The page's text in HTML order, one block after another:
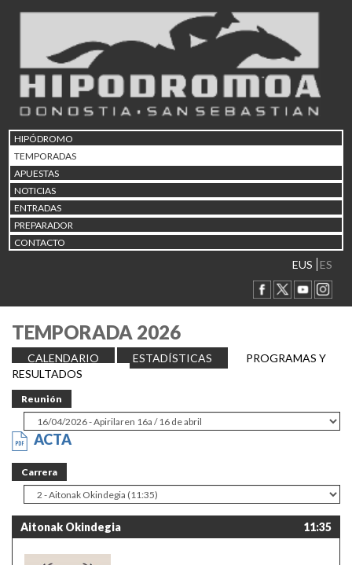
HIPÓDROMO
TEMPORADAS
APUESTAS
NOTICIAS
ENTRADAS
PREPARADOR
CONTACTO
EUS ES
TEMPORADA 2026
CALENDARIO ESTADÍSTICAS
PROGRAMAS Y
RESULTADOS
Reunión
ACTA
Carrera
Aitonak Okindegia 11:35